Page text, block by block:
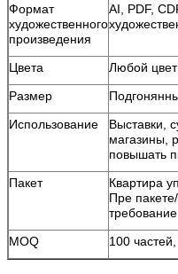
Формат
художественного
произведения
AI, PDF,
Цвета
Любой цвет
Размер
Использование
Выставки,
магазины,
повышать
Пакет
Квартира
Пре
требование
MOQ
100